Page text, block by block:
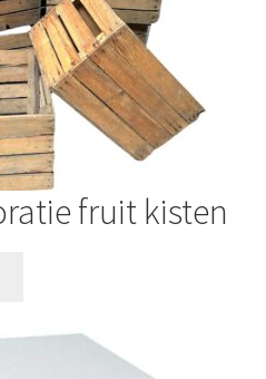
fruit kisten